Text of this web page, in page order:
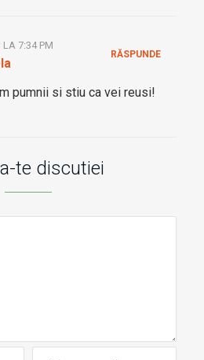
LA 7:34 PM
pumnii si stiu ca vei reusi!
RĂSPUNDE
te discutiei